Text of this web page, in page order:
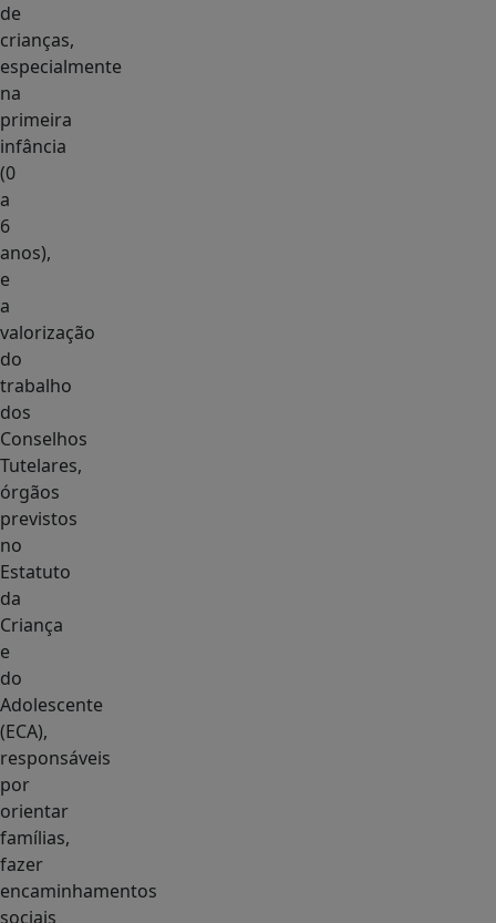
de
crianças,
especialmente
na
primeira
infância
(0
a
6
anos),
e
a
valorização
do
trabalho
dos
Conselhos
Tutelares,
órgãos
previstos
no
Estatuto
da
Criança
e
do
Adolescente
(ECA),
responsáveis
por
orientar
famílias,
fazer
encaminhamentos
sociais